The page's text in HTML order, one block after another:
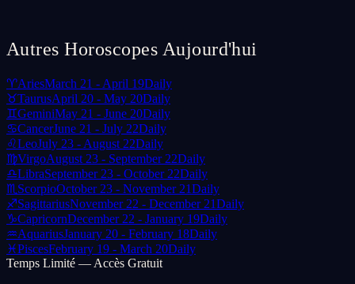
Autres Horoscopes Aujourd'hui
♈AriesMarch 21 - April 19Daily
♉TaurusApril 20 - May 20Daily
♊GeminiMay 21 - June 20Daily
♋CancerJune 21 - July 22Daily
♌LeoJuly 23 - August 22Daily
♍VirgoAugust 23 - September 22Daily
♎LibraSeptember 23 - October 22Daily
♏ ScorpioOctober 23 - November 21Daily
♐SagittariusNovember 22 - December 21Daily
♑CapricornDecember 22 - January 19Daily
♒AquariusJanuary 20 - February 18Daily
♓PiscesFebruary 19 - March 20Daily
Temps Limité — Accès Gratuit